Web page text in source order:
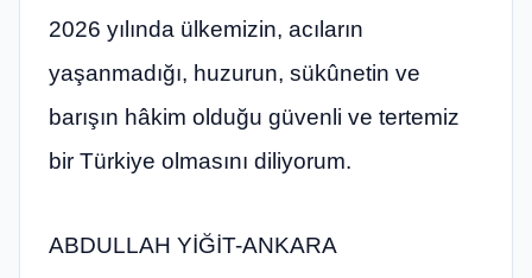
2026 yılında ülkemizin, acıların
yaşanmadığı, huzurun, sükûnetin ve
barışın hâkim olduğu güvenli ve tertemiz
bir Türkiye olmasını diliyorum.
ABDULLAH YİĞİT-ANKARA